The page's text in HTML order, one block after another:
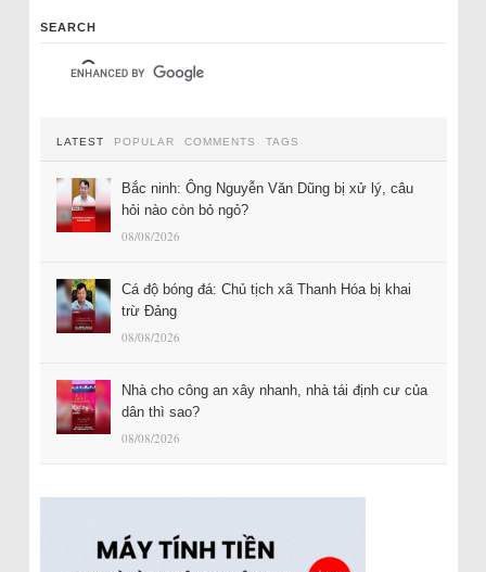
SEARCH
LATEST POPULAR COMMENTS TAGS
Bắc ninh: Ông Nguyễn Văn Dũng bị xử lý, câu
hỏi nào còn bỏ ngỏ?
08/08/2026
Cá độ bóng đá: Chủ tịch xã Thanh Hóa bị khai
trừ Đảng
08/08/2026
Nhà cho công an xây nhanh, nhà tái định cư của
dân thì sao?
08/08/2026